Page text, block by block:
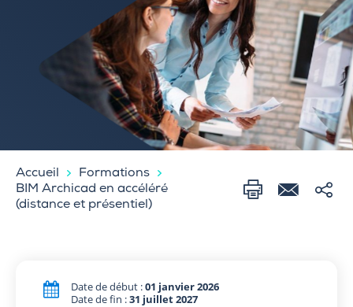
Accueil
Formations
BIM Archicad en accéléré
(distance et présentiel)
Date de début :01 janvier 2026
Date de fin :31 juillet 2027